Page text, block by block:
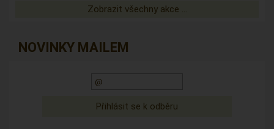
Zobrazit všechny akce ...
NOVINKY MAILEM